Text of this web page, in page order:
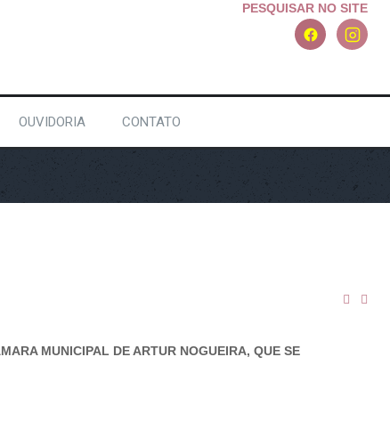
PESQUISAR NO SITE
OUVIDORIA CONTATO
MUNICIPAL DE ARTUR NOGUEIRA, QUE SE